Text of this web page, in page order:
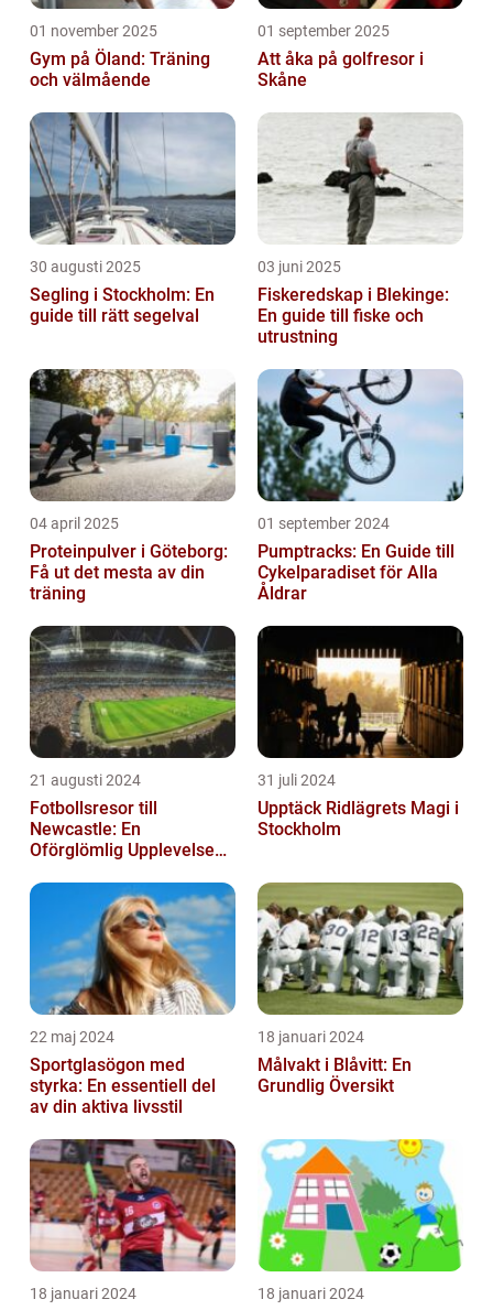
01 november 2025
Gym på Öland: Träning
och välmående
01 september 2025
Att åka på golfresor i
Skåne
30 augusti 2025
Segling i Stockholm: En
guide till rätt segelval
03 juni 2025
Fiskeredskap i Blekinge:
En guide till fiske och
utrustning
04 april 2025
Proteinpulver i Göteborg:
Få ut det mesta av din
träning
01 september 2024
Pumptracks: En Guide till
Cykelparadiset för Alla
Åldrar
21 augusti 2024
Fotbollsresor till
Newcastle: En
Oförglömlig Upplevelse
31 juli 2024
Upptäck Ridlägrets Magi i
Stockholm
22 maj 2024
Sportglasögon med
styrka: En essentiell del
av din aktiva livsstil
18 januari 2024
Målvakt i Blåvitt: En
Grundlig Översikt
18 januari 2024 18 januari 2024